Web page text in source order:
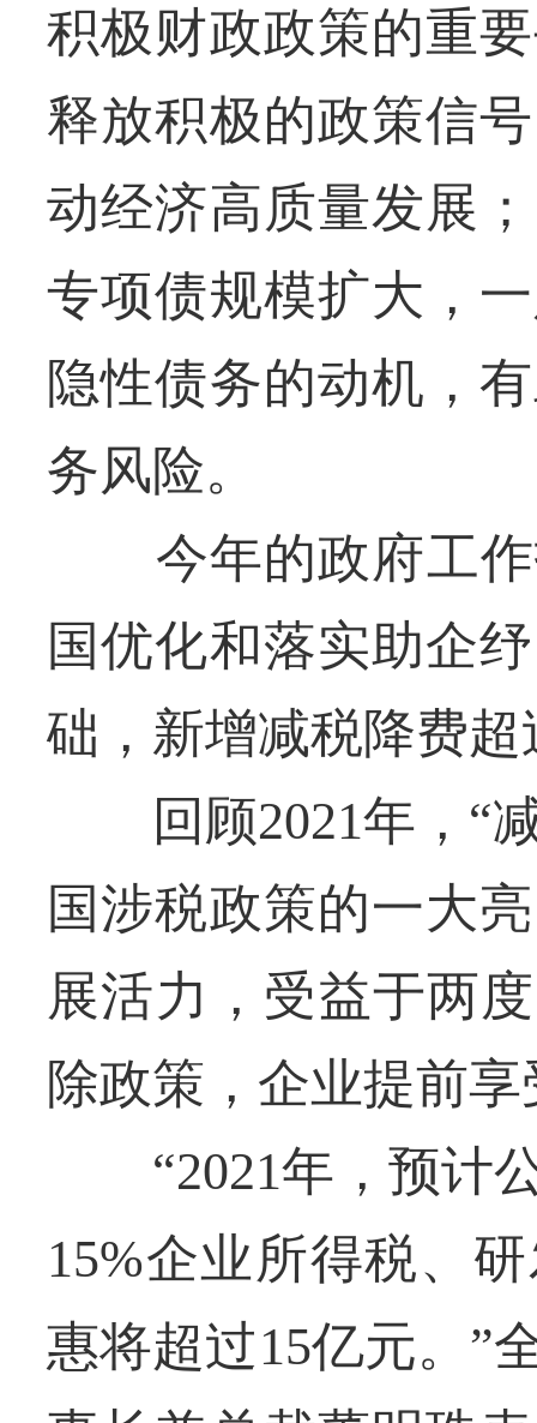
积极财政政策的重
释放积极的政策信
动经济高质量发展
专项债规模扩大，
隐性债务的动机，
务风险。
今年的政府工作
国优化和落实助企
础，新增减税降费
回顾2021年，“减
国涉税政策的一大
展活力，受益于两
除政策，企业提前
“2021年，预计公
15%企业所得税、
惠将超过15亿元。”